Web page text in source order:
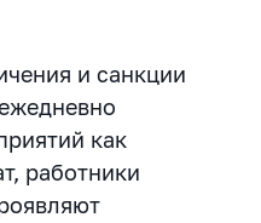
и санкции
как
работники